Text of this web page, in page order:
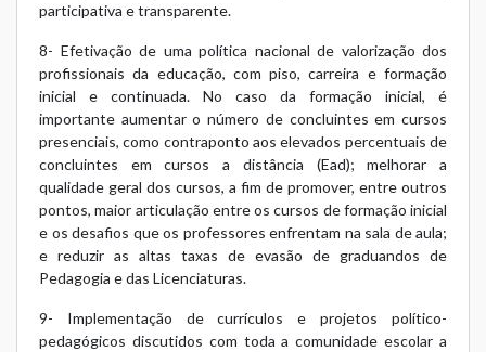
participativa e transparente.
8- Efetivação de uma política nacional de valorização dos
profissionais da educação, com piso, carreira e formação
inicial e continuada. No caso da formação inicial, é
importante aumentar o número de concluintes em cursos
presenciais, como contraponto aos elevados percentuais de
concluintes em cursos a distância (Ead); melhorar a
qualidade geral dos cursos, a fim de promover, entre outros
pontos, maior articulação entre os cursos de formação inicial
e os desafios que os professores enfrentam na sala de aula;
e reduzir as altas taxas de evasão de graduandos de
Pedagogia e das Licenciaturas.
9- Implementação de currículos e projetos político-
pedagógicos discutidos com toda a comunidade escolar a